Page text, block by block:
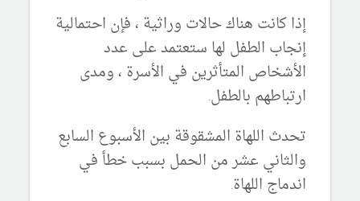
إذا كانت هناك حالات وراثية ، فإن احتمالية
إنجاب الطفل لها ستعتمد على عدد
الأشخاص المتأثرين في الأسرة ، ومدى
ارتباطهم بالطفل.
تحدث اللهاة المشقوقة بين الأسبوع السابع
والثاني عشر من الحمل بسبب خطأ في
اندماج اللهاة.